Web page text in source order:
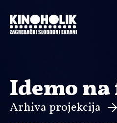
glavni
sadržaj
Idemo
Arhiva projekcija